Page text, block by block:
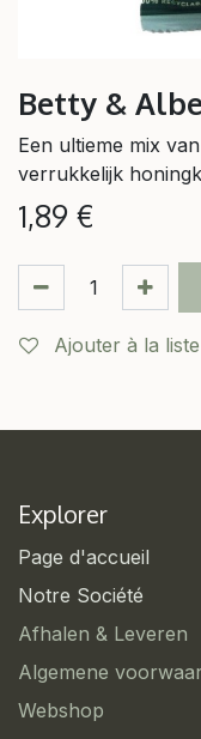
Betty &
Een ultieme mix
verrukkelijk
1,89 €
Ajouter à la
Explorer
Page d'accueil
Notre Société
Afhalen & Leveren
Algemene
Webshop